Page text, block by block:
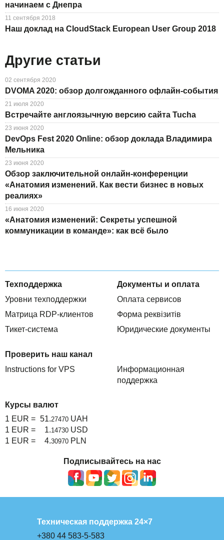
начинаем с Днепра
11 сентября 2018
Наш доклад на CloudStack European User Group 2018
Другие статьи
02 сентября 2020
DVOMA 2020: обзор долгожданного офлайн-события
21 июля 2020
Встречайте англоязычную версию сайта Tucha
23 июня 2020
DevOps Fest 2020 Online: обзор доклада Владимира
Мельника
23 июня 2020
Обзор заключительной онлайн-конференции
«Анатомия изменений. Как вести бизнес в новых
реалиях»
16 июня 2020
«Анатомия изменений: Секреты успешной
коммуникации в команде»: как всё было
Техподдержка
Уровни техподдержки
Матрица RDP-клиентов
Тикет-система
Документы и оплата
Оплата сервисов
Форма реквізитів
Юридические документы
Проверить наш канал
Instructions for VPS
Информационная
поддержка
Курсы валют
1 EUR = 51.27470 UAH
1 EUR =
1.14730 USD
1 EUR =
4.30970 PLN
Подписывайтесь на нас
Техническая поддержка 24×7
+380 44 583-5-583